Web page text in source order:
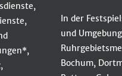
In der
und
Bochum,